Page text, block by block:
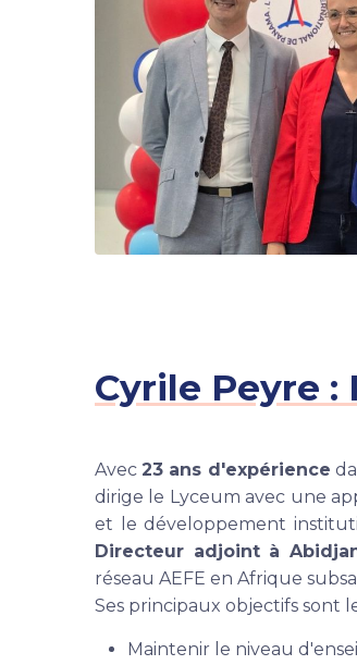
Cyrile Peyre :
Avec23 ans d'expérience
dirige le Lyceum avec une
et le développement
Directeur adjoint à
réseau AEFE en Afrique
Ses principaux objectifs sont
Maintenir le niveau